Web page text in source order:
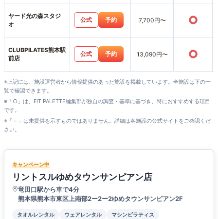
ヤード光の森スタジ
オ
公式 予約 7,700円〜 ○
CLUBPILATES熊本駅
前店
公式 予約 13,090円〜 ○
※上記には、施設運営者から情報提供のあった施設を掲載しています。全施設は下の一
覧で確認できます。
※「○」は、FIT PALETTE編集部が独自の調査・基準に基づき、特におすすめする項目
です。
※「－」は未提供を示すものではありません。詳細は各施設の公式サイトをご確認くだ
さい。
キャンペーン中
リントスルゆめタウンサンピアン店
竜田口駅から車で4分
熊本県熊本市東区上南部2ー2ー2ゆめタウンサンピアン2F
タオルレンタル ウェアレンタル
マシンピラティス